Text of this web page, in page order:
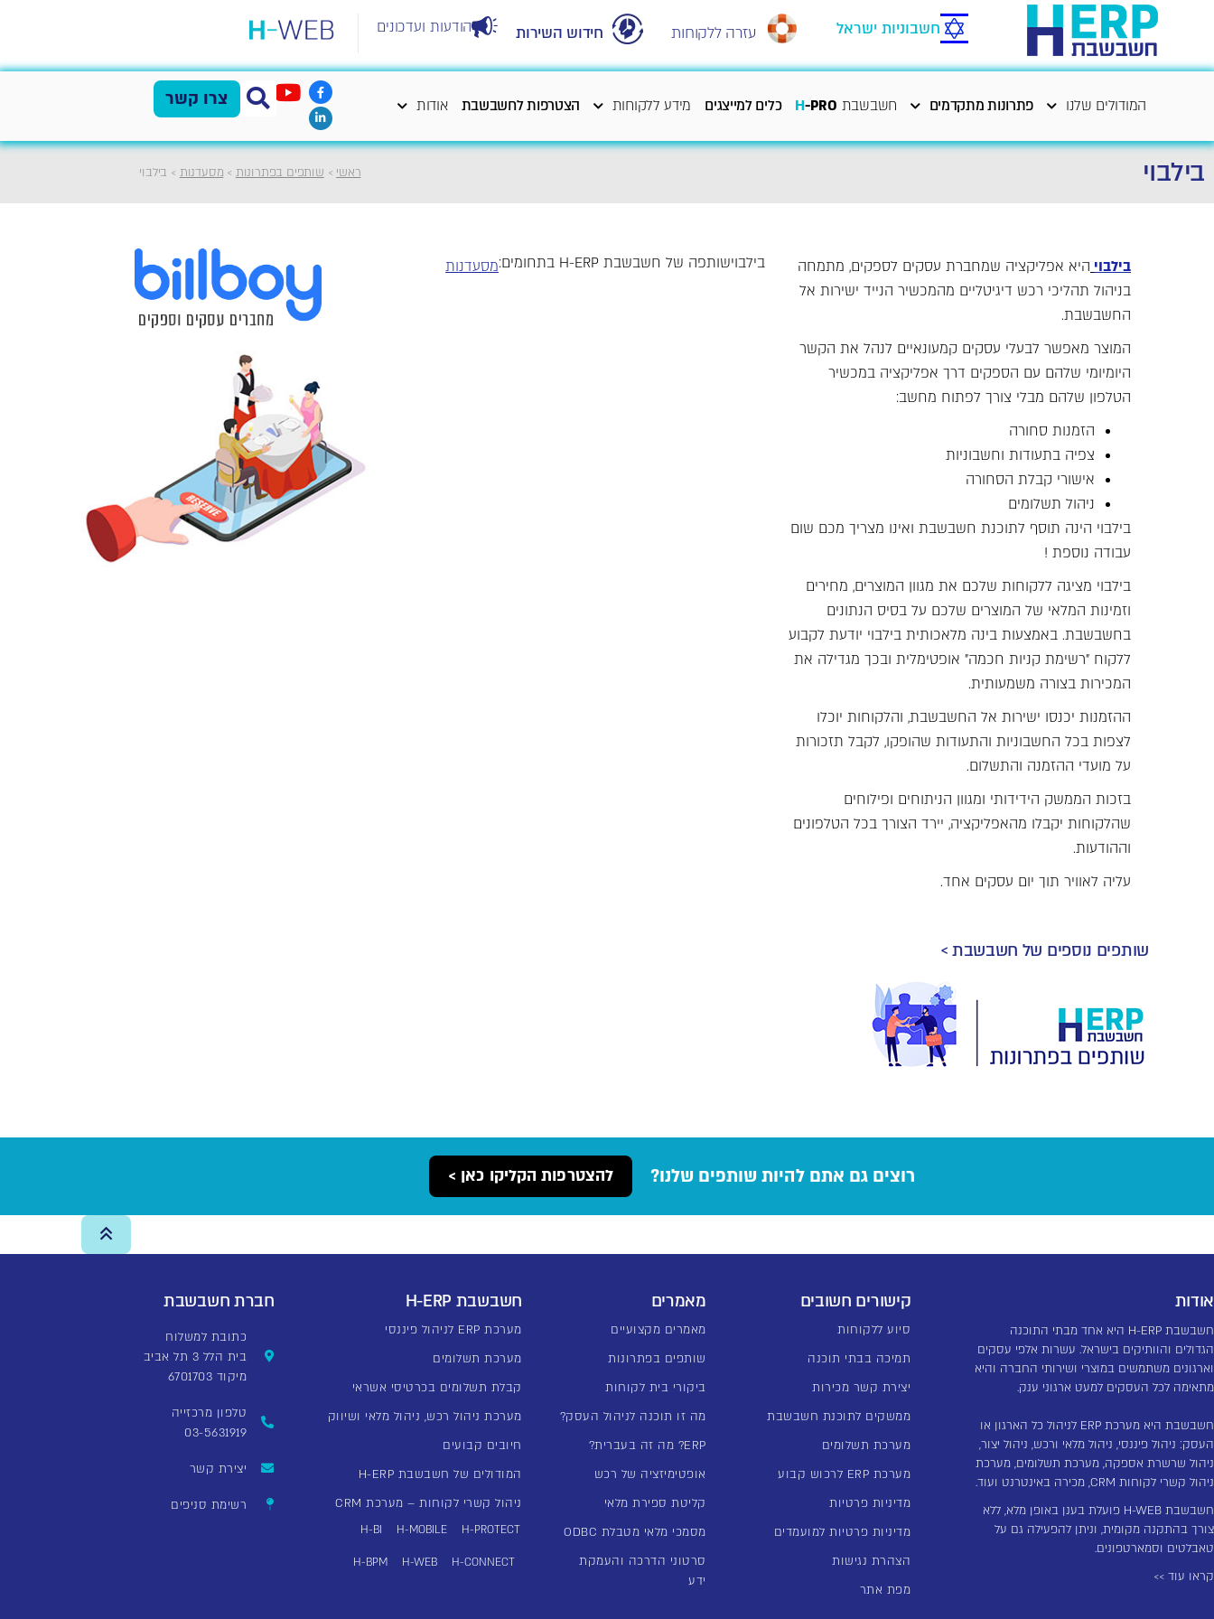
חשבוניות ישראל עזרה ללקוחות חידוש השירות הודעות ועדכונים
המודולים שלנו פתרונות מתקדמים חשבשבת H-PRO כלים למייצגים מידע ללקוחות הצטרפות לחשבשבת אודות צרו קשר
בילבוי ראשי > שותפים בפתרונות > מסעדנות > בילבוי
בילבוי היא אפליקציה שמחברת עסקים לספקים, מתמחה
בניהול תהליכי רכש דיגיטליים מהמכשיר הנייד ישירות אל
החשבשבת.
המוצר מאפשר לבעלי עסקים קמעונאיים לנהל את הקשר
היומיומי שלהם עם הספקים דרך אפליקציה במכשיר
הטלפון שלהם מבלי צורך לפתוח מחשב:
הזמנות סחורה
צפיה בתעודות וחשבוניות
אישורי קבלת הסחורה
ניהול תשלומים
בילבוי הינה תוסף לתוכנת חשבשבת ואינו מצריך מכם שום
עבודה נוספת !
בילבוי מציגה ללקוחות שלכם את מגוון המוצרים, מחירים
וזמינות המלאי של המוצרים שלכם על בסיס הנתונים
בחשבשבת. באמצעות בינה מלאכותית בילבוי יודעת לקבוע
ללקוח "רשימת קניות חכמה" אופטימלית ובכך מגדילה את
המכירות בצורה משמעותית.
ההזמנות יכנסו ישירות אל החשבשבת, והלקוחות יוכלו
לצפות בכל החשבוניות והתעודות שהופקו, לקבל תזכורות
על מועדי ההזמנה והתשלום.
בזכות הממשק הידידותי ומגוון הניתוחים ופילוחים
שהלקוחות יקבלו מהאפליקציה, יירד הצורך בכל הטלפונים
וההודעות.
עליה לאוויר תוך יום עסקים אחד.
בילבוישותפה של חשבשבת H-ERP בתחומים: מסעדנות
שותפים נוספים של חשבשבת >
רוצים גם אתם להיות שותפים שלנו? להצטרפות הקליקו כאן >
אודות
חשבשבת H-ERP היא אחד מבתי התוכנה
הגדולים והוותיקים בישראל. עשרות אלפי עסקים
וארגונים משתמשים במוצרי ושירותי החברה והיא
מתאימה לכל העסקים למעט ארגוני ענק.
חשבשבת היא מערכת ERP לניהול כל הארגון או
העסק: ניהול פיננסי, ניהול מלאי ורכש, ניהול יצור,
ניהול שרשרת אספקה, מערכת תשלומים, מערכת
ניהול קשרי לקוחות CRM, מכירה באינטרנט ועוד.
חשבשבת H-WEB פועלת בענן באופן מלא, ללא
צורך בהתקנה מקומית, וניתן להפעילה גם על
טאבלטים וסמארטפונים.
קראו עוד >>
קישורים חשובים
סיוע ללקוחות
תמיכה בבתי תוכנה
יצירת קשר מכירות
ממשקים לתוכנת חשבשבת
מערכת תשלומים
מערכת ERP לרכוש קבוע
מדיניות פרטיות
מדיניות פרטיות למועמדים
הצהרת נגישות
מפת אתר
מאמרים
מאמרים מקצועיים
שותפים בפתרונות
ביקורי בית לקוחות
מה זו תוכנה לניהול העסק?
ERP? מה זה בעברית?
אופטימיזציה של רכש
קליטת ספירת מלאי
מסמכי מלאי מטבלת ODBC
סרטוני הדרכה והעמקת
ידע
חשבשבת H-ERP
מערכת ERP לניהול פיננסי
מערכת תשלומים
קבלת תשלומים בכרטיסי אשראי
מערכת ניהול רכש, ניהול מלאי ושיווק
חיובים קבועים
המודולים של חשבשבת H-ERP
ניהול קשרי לקוחות – מערכת CRM
H-PROTECT
H-MOBILE
H-BI
H-CONNECT
H-WEB
H-BPM
חברת חשבשבת
כתובת למשלוח
בית הלל 3 תל אביב
מיקוד 6701703
טלפון מרכזייה
03-5631919
יצירת קשר
רשימת סניפים